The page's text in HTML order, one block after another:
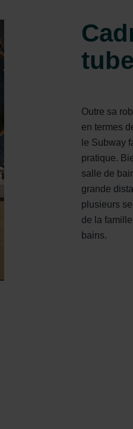
Outre sa
en termes
le Subway
pratique.
salle de
grande
plusieurs
de la
bains.